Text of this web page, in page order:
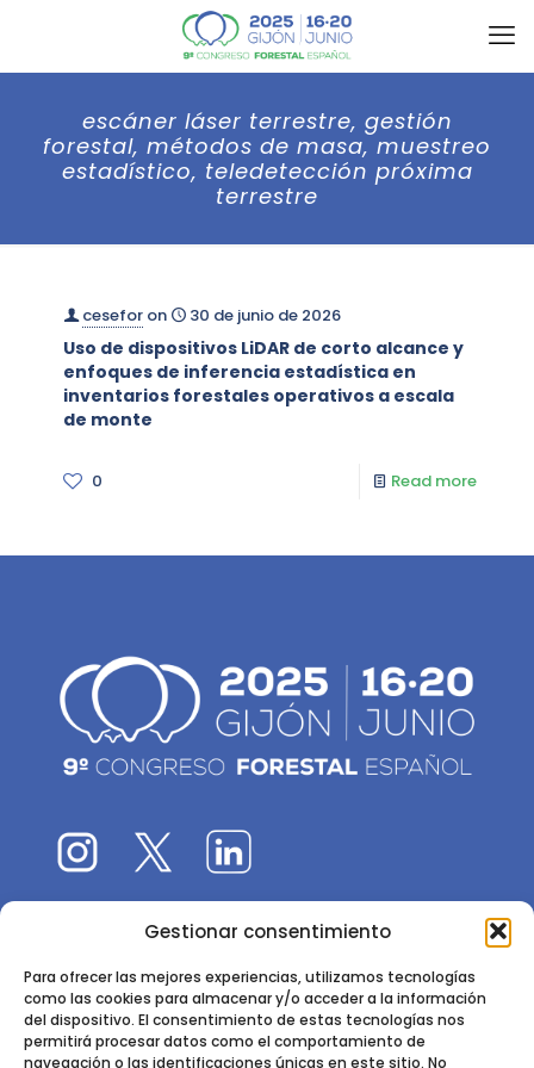
Gestionar consentimiento
Para ofrecer las mejores experiencias, utilizamos tecnologías
como las cookies para almacenar y/o acceder a la información
del dispositivo. El consentimiento de estas tecnologías nos
permitirá procesar datos como el comportamiento de
navegación o las identificaciones únicas en este sitio. No
escáner láser terrestre, gestión
forestal, métodos de masa, muestreo
estadístico, teledetección próxima
terrestre
cesefor on 30 de junio de 2026
Uso de dispositivos LiDAR de corto alcance y
enfoques de inferencia estadística en
inventarios forestales operativos a escala
de monte
0 Read more
El 9CFE es una actividad promovida por laSociedad
Instituto de Ciencias Forestales, INIA-CSIC
Ctra. de la Coruña km 7,5 - 28040 Madrid